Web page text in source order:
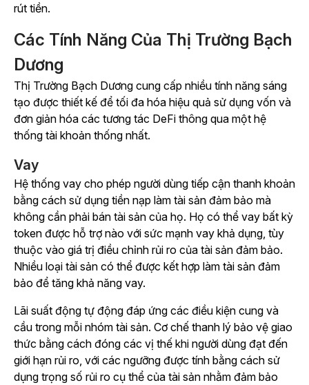
rút tiền.
Các Tính Năng Của Thị Trường Bạch
Dương
Thị Trường Bạch Dương cung cấp nhiều tính năng sáng
tạo được thiết kế để tối đa hóa hiệu quả sử dụng vốn và
đơn giản hóa các tương tác DeFi thông qua một hệ
thống tài khoản thống nhất.
Vay
Hệ thống vay cho phép người dùng tiếp cận thanh khoản
bằng cách sử dụng tiền nạp làm tài sản đảm bảo mà
không cần phải bán tài sản của họ. Họ có thể vay bất kỳ
token được hỗ trợ nào với sức mạnh vay khả dụng, tùy
thuộc vào giá trị điều chỉnh rủi ro của tài sản đảm bảo.
Nhiều loại tài sản có thể được kết hợp làm tài sản đảm
bảo để tăng khả năng vay.
Lãi suất động tự động đáp ứng các điều kiện cung và
cầu trong mỗi nhóm tài sản. Cơ chế thanh lý bảo vệ giao
thức bằng cách đóng các vị thế khi người dùng đạt đến
giới hạn rủi ro, với các ngưỡng được tính bằng cách sử
dụng trọng số rủi ro cụ thể của tài sản nhằm đảm bảo